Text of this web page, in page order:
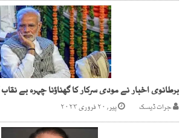
برطانوی اخبار نے مودی سرکار کا گھناؤنا چہرہ بے
جرات ڈیسک پیر, ۲۰ فروری ۲۰۲۳